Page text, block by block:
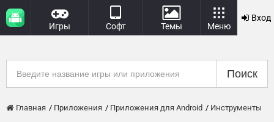
Игры Софт Темы Меню
Вход
Поиск
Главная Приложения Приложения для Android Инструменты